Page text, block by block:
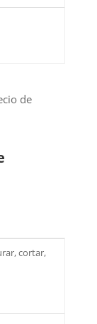
de
cortar,